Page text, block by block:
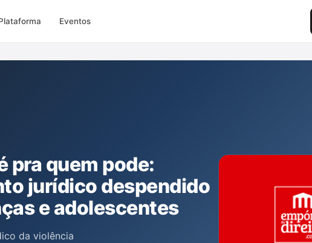
Eventos
pra quem pode:
jurídico despendido
e adolescentes
da violência